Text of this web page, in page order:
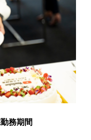
務期間